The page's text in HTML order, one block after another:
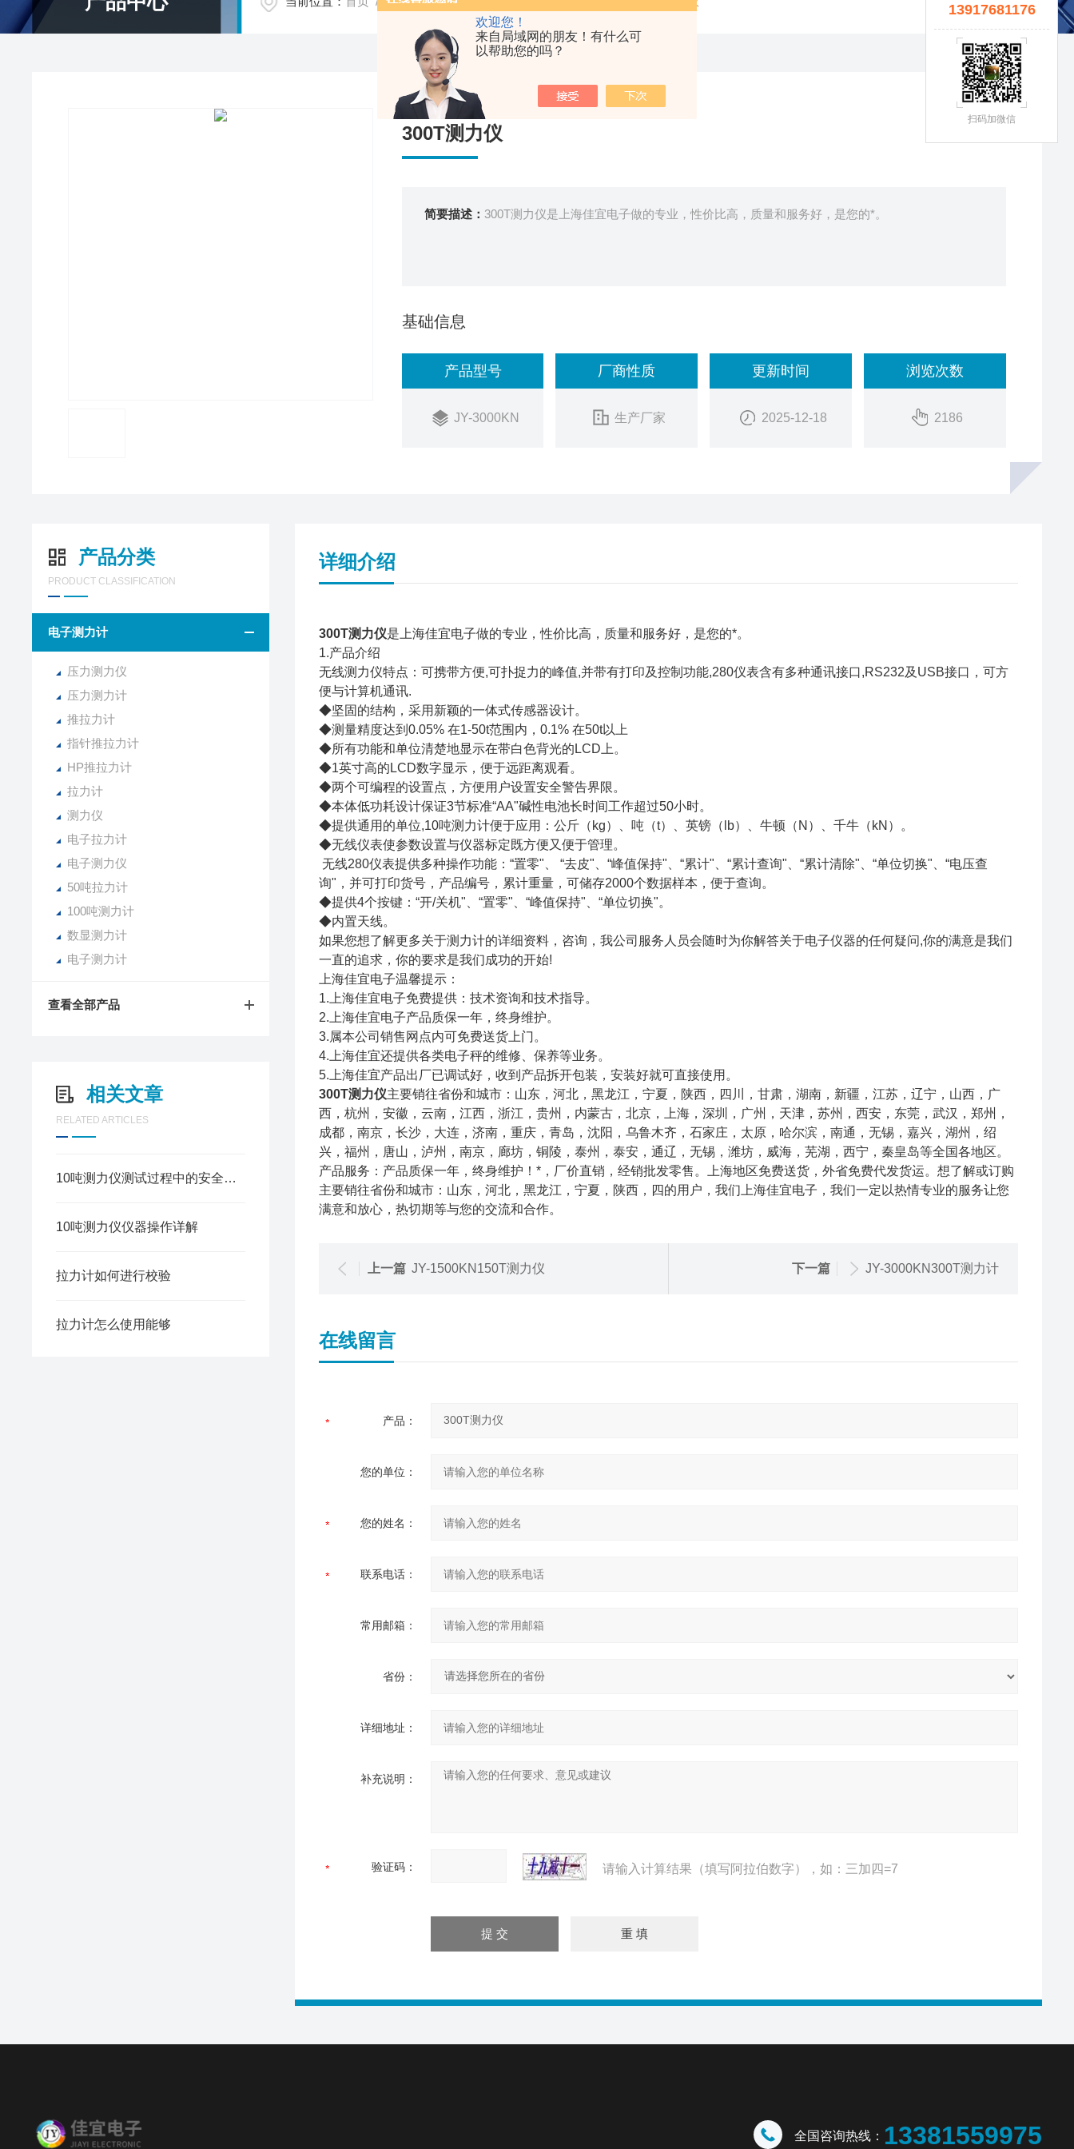
欢迎您！
来自局域网的朋友！有什么可
以帮助您的吗？
300T测力仪
简要描述： 300T测力仪是上海佳宜电子做的专业，性价比高，质量和服务好，是您的*。
基础信息
产品型号
JY-3000KN
厂商性质
生产厂家
更新时间
2025-12-18
浏览次数
2186
产品分类
PRODUCT CLASSIFICATION
电子测力计
压力测力仪
压力测力计
推拉力计
指针推拉力计
HP推拉力计
拉力计
测力仪
电子拉力计
电子测力仪
50吨拉力计
100吨测力计
数显测力计
电子测力计
查看全部产品
相关文章
RELATED ARTICLES
10吨测力仪测试过程中的安全操作
10吨测力仪仪器操作详解
拉力计如何进行校验
拉力计怎么使用能够
详细介绍
300T测力仪是上海佳宜电子做的专业，性价比高，质量和服务好，是您的*。
1.产品介绍
无线测力仪特点：可携带方便,可扑捉力的峰值,并带有打印及控制功能,280仪表含有多种通讯接口,RS232及USB接口，可方
便与计算机通讯.
◆坚固的结构，采用新颖的一体式传感器设计。
◆测量精度达到0.05% 在1-50t范围内，0.1% 在50t以上
◆所有功能和单位清楚地显示在带白色背光的LCD上。
◆1英寸高的LCD数字显示，便于远距离观看。
◆两个可编程的设置点，方便用户设置安全警告界限。
◆本体低功耗设计保证3节标准“AA"碱性电池长时间工作超过50小时。
◆提供通用的单位,10吨测力计便于应用：公斤（kg）、吨（t）、英镑（lb）、牛顿（N）、千牛（kN）。
◆无线仪表使参数设置与仪器标定既方便又便于管理。
无线280仪表提供多种操作功能：“置零"、 “去皮"、“峰值保持"、“累计"、“累计查询"、“累计清除"、“单位切换"、“电压查
询"，并可打印货号，产品编号，累计重量，可储存2000个数据样本，便于查询。
◆提供4个按键：“开/关机"、“置零"、“峰值保持"、“单位切换"。
◆内置天线。
如果您想了解更多关于测力计的详细资料，咨询，我公司服务人员会随时为你解答关于电子仪器的任何疑问,你的满意是我们
一直的追求，你的要求是我们成功的开始!
上海佳宜电子温馨提示：
1.上海佳宜电子免费提供：技术资询和技术指导。
2.上海佳宜电子产品质保一年，终身维护。
3.属本公司销售网点内可免费送货上门。
4.上海佳宜还提供各类电子秤的维修、保养等业务。
5.上海佳宜产品出厂已调试好，收到产品拆开包装，安装好就可直接使用。
300T测力仪主要销往省份和城市：山东，河北，黑龙江，宁夏，陕西，四川，甘肃，湖南，新疆，江苏，辽宁，山西，广
西，杭州，安徽，云南，江西，浙江，贵州，内蒙古，北京，上海，深圳，广州，天津，苏州，西安，东莞，武汉，郑州，
成都，南京，长沙，大连，济南，重庆，青岛，沈阳，乌鲁木齐，石家庄，太原，哈尔滨，南通，无锡，嘉兴，湖州，绍
兴，福州，唐山，泸州，南京，廊坊，铜陵，泰州，泰安，通辽，无锡，潍坊，威海，芜湖，西宁，秦皇岛等全国各地区。
产品服务：产品质保一年，终身维护！*，厂价直销，经销批发零售。上海地区免费送货，外省免费代发货运。想了解或订购
主要销往省份和城市：山东，河北，黑龙江，宁夏，陕西，四的用户，我们上海佳宜电子，我们一定以热情专业的服务让您
满意和放心，热切期等与您的交流和合作。
上一篇 JY-1500KN150T测力仪 下一篇 JY-3000KN300T测力计
在线留言
产品：
您的单位：
您的姓名：
联系电话：
常用邮箱：
省份：
详细地址：
补充说明：
验证码： 请输入计算结果（填写阿拉伯数字），如：三加四=7
全国咨询热线： 13381559975
13917681176
扫码加微信